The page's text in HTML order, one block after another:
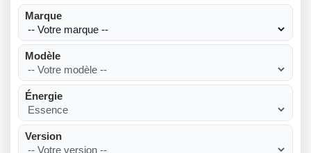
Marque
Modèle
Énergie
Version